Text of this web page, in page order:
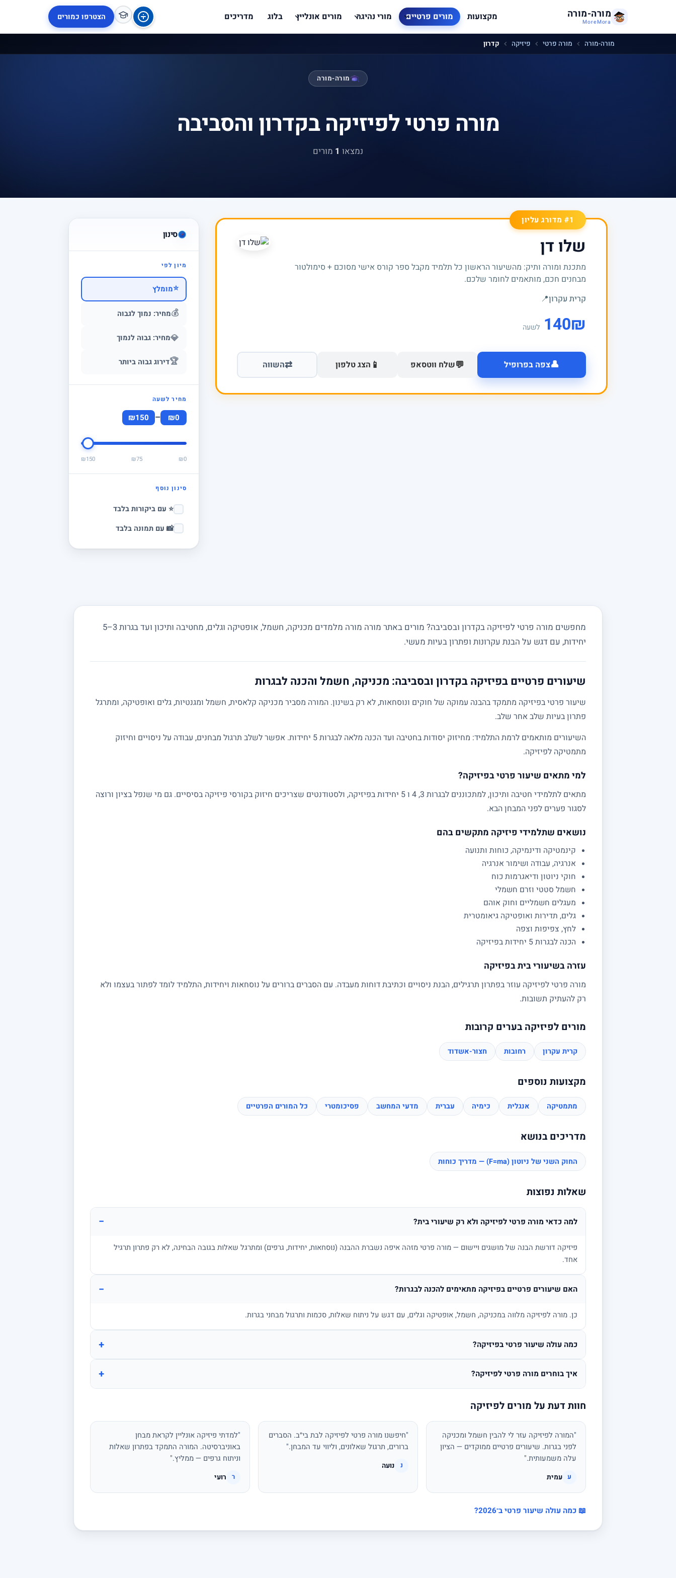
מורה-מורה
MoreMora מקצועות מורים פרטיים מורי נהיגה מורים אונליין בלוג מדריכים הצטרפו כמורים
מורה-מורה מורה פרטי פיזיקה קדרון
מורה-מורה
מורה פרטי לפיזיקה בקדרון והסביבה
נמצאו 1 מורים
סינון
מיון לפי
⭐מומלץ
💰מחיר: נמוך לגבוה
💎מחיר: גבוה לנמוך
🏆דירוג גבוה ביותר
מחיר לשעה
₪0
–
₪150
₪0
₪75
₪150
סינון נוסף
⭐ עם ביקורות בלבד
📸 עם תמונה בלבד
#1 מדורג עליון
שלו דן
מתכנת ומורה ותיק: מהשיעור הראשון כל תלמיד מקבל ספר קורס אישי מסוכם + סימולטור
מבחנים חכם, מותאמים לחומר שלכם.
קרית עקרון📍
₪
140 לשעה
👤צפה בפרופיל 💬שלח ווטסאפ 📱 הצג טלפון ⇄השווה
מחפשים מורה פרטי לפיזיקה בקדרון ובסביבה? מורים באתר מורה מורה מלמדים מכניקה, חשמל, אופטיקה וגלים, מחטיבה ותיכון ועד בגרות 3–5
יחידות, עם דגש על הבנת עקרונות ופתרון בעיות מעשי.
שיעורים פרטיים בפיזיקה בקדרון ובסביבה: מכניקה, חשמל והכנה לבגרות
שיעור פרטי בפיזיקה מתמקד בהבנה עמוקה של חוקים ונוסחאות, לא רק בשינון. המורה מסביר מכניקה קלאסית, חשמל ומגנטיות, גלים ואופטיקה, ומתרגל
פתרון בעיות שלב אחר שלב.
השיעורים מותאמים לרמת התלמיד: מחיזוק יסודות בחטיבה ועד הכנה מלאה לבגרות 5 יחידות. אפשר לשלב תרגול מבחנים, עבודה על ניסויים וחיזוק
מתמטיקה לפיזיקה.
למי מתאים שיעור פרטי בפיזיקה?
מתאים לתלמידי חטיבה ותיכון, למתכוננים לבגרות 3, 4 ו 5 יחידות בפיזיקה, ולסטודנטים שצריכים חיזוק בקורסי פיזיקה בסיסיים. גם מי שנפל בציון ורוצה
לסגור פערים לפני המבחן הבא.
נושאים שתלמידי פיזיקה מתקשים בהם
קינמטיקה ודינמיקה, כוחות ותנועה
אנרגיה, עבודה ושימור אנרגיה
חוקי ניוטון ודיאגרמות כוח
חשמל סטטי וזרם חשמלי
מעגלים חשמליים וחוק אוהם
גלים, תדירות ואופטיקה גיאומטרית
לחץ, צפיפות וצפה
הכנה לבגרות 5 יחידות בפיזיקה
עזרה בשיעורי בית בפיזיקה
מורה פרטי לפיזיקה עוזר בפתרון תרגילים, הבנת ניסויים וכתיבת דוחות מעבדה. עם הסברים ברורים על נוסחאות ויחידות, התלמיד לומד לפתור בעצמו ולא
רק להעתיק תשובות.
מורים לפיזיקה בערים קרובות
קרית עקרון רחובות חצור-אשדוד
מקצועות נוספים
מתמטיקה אנגלית כימיה עברית מדעי המחשב פסיכומטרי כל המורים הפרטיים
מדריכים בנושא
החוק השני של ניוטון (F=ma) — מדריך כוחות
שאלות נפוצות
למה כדאי מורה פרטי לפיזיקה ולא רק שיעורי בית? −
פיזיקה דורשת הבנה של מושגים ויישום — מורה פרטי מזהה איפה נשברת ההבנה (נוסחאות, יחידות, גרפים) ומתרגל שאלות בגובה הבחינה, לא רק פתרון תרגיל
אחד.
האם שיעורים פרטיים בפיזיקה מתאימים להכנה לבגרות? −
כן. מורה לפיזיקה מלווה במכניקה, חשמל, אופטיקה וגלים, עם דגש על ניתוח שאלות, סכמות ותרגול מבחני בגרות.
כמה עולה שיעור פרטי בפיזיקה? +
איך בוחרים מורה פרטי לפיזיקה? +
חוות דעת על מורים לפיזיקה
"המורה לפיזיקה עזר לי להבין חשמל ומכניקה
לפני בגרות. שיעורים פרטיים ממוקדים — הציון
עלה משמעותית."
ע עמית
"חיפשנו מורה פרטי לפיזיקה לבת בי״ב. הסברים
ברורים, תרגול שאלונים, וליווי עד המבחן."
נ נועה
"למדתי פיזיקה אונליין לקראת מבחן
באוניברסיטה. המורה התמקד בפתרון שאלות
וניתוח גרפים — ממליץ."
ר רועי
📖 כמה עולה שיעור פרטי ב־2026?